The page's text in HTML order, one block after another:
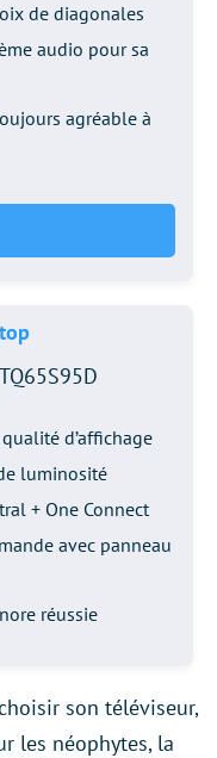
de diagonales
audio pour sa
agréable à
d’affichage
luminosité
+ One Connect
avec panneau
réussie
son téléviseur,
les néophytes, la